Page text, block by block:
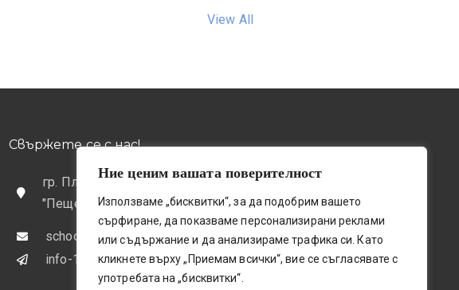
Ние ценим вашата поверителност
Използваме „бисквитки“, за да подобрим вашето
сърфиране, да показваме персонализирани реклами
или съдържание и да анализираме трафика си. Като
кликнете върху „Приемам всички“, вие се съгласявате с
употребата на „бисквитки“.
View All
Свържете се с нас!
гр. Пловдив, пощ. код 4001, бул.
"Пещерско шосе" № 131
school@oupetleshkov.org
info-1690341@edu.mon.bg
032 / 643 673
0884 / 787772